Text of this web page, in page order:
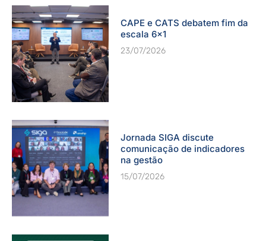
CAPE e CATS debatem fim da
escala 6×1
23/07/2026
Jornada SIGA discute
comunicação de indicadores
na gestão
15/07/2026